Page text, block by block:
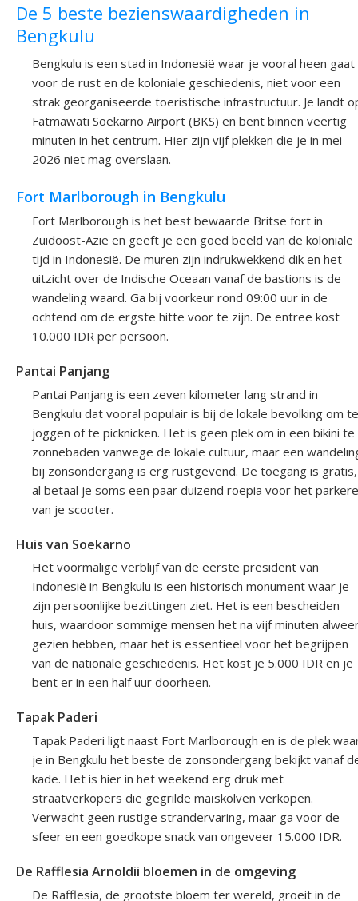
De 5 beste bezienswaardigheden in
Bengkulu
Bengkulu is een stad in Indonesië waar je vooral heen gaat
voor de rust en de koloniale geschiedenis, niet voor een
strak georganiseerde toeristische infrastructuur. Je landt
Fatmawati Soekarno Airport (BKS) en bent binnen veertig
minuten in het centrum. Hier zijn vijf plekken die je in mei
2026 niet mag overslaan.
Fort Marlborough in Bengkulu
Fort Marlborough is het best bewaarde Britse fort in
Zuidoost-Azië en geeft je een goed beeld van de koloniale
tijd in Indonesië. De muren zijn indrukwekkend dik en het
uitzicht over de Indische Oceaan vanaf de bastions is de
wandeling waard. Ga bij voorkeur rond 09:00 uur in de
ochtend om de ergste hitte voor te zijn. De entree kost
10.000 IDR per persoon.
Pantai Panjang
Pantai Panjang is een zeven kilometer lang strand in
Bengkulu dat vooral populair is bij de lokale bevolking om te
joggen of te picknicken. Het is geen plek om in een bikini te
zonnebaden vanwege de lokale cultuur, maar een
bij zonsondergang is erg rustgevend. De toegang is gratis,
al betaal je soms een paar duizend roepia voor het
van je scooter.
Huis van Soekarno
Het voormalige verblijf van de eerste president van
Indonesië in Bengkulu is een historisch monument waar je
zijn persoonlijke bezittingen ziet. Het is een bescheiden
huis, waardoor sommige mensen het na vijf minuten
gezien hebben, maar het is essentieel voor het begrijpen
van de nationale geschiedenis. Het kost je 5.000 IDR en je
bent er in een half uur doorheen.
Tapak Paderi
Tapak Paderi ligt naast Fort Marlborough en is de plek
je in Bengkulu het beste de zonsondergang bekijkt vanaf
kade. Het is hier in het weekend erg druk met
straatverkopers die gegrilde maïskolven verkopen.
Verwacht geen rustige strandervaring, maar ga voor de
sfeer en een goedkope snack van ongeveer 15.000 IDR.
De Rafflesia Arnoldii bloemen in de omgeving
De Rafflesia, de grootste bloem ter wereld, groeit in de